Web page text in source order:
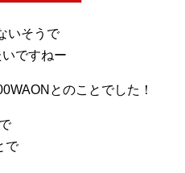
いそうで
ですねー
とのことでした！
で